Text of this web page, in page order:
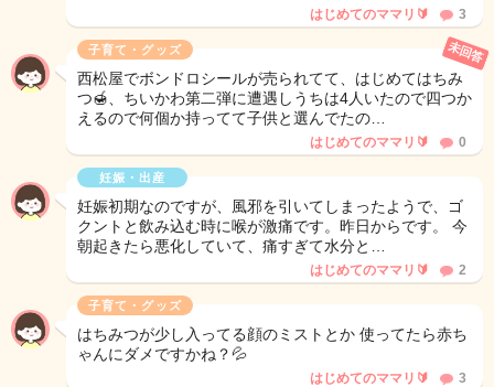
はじめてのママリ🔰 3
子育て・グッズ
西松屋でボンドロシールが売られてて、はじめてはちみ
つ🍯、ちいかわ第二弾に遭遇しうちは4人いたので四つか
えるので何個か持ってて子供と選んでたの…
未回答
はじめてのママリ🔰 0
妊娠・出産
妊娠初期なのですが、風邪を引いてしまったようで、ゴ
クントと飲み込む時に喉が激痛です。昨日からです。 今
朝起きたら悪化していて、痛すぎて水分と…
はじめてのママリ🔰 2
子育て・グッズ
はちみつが少し入ってる顔のミストとか 使ってたら赤ち
ゃんにダメですかね？💦
はじめてのママリ🔰 3